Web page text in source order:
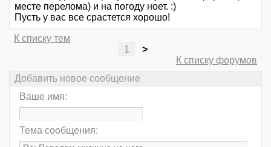
месте перелома) и на погоду ноет. :)
Пусть у вас все срастется хорошо!
К списку тем
1
>
К списку форумов
Добавить новое сообщение
Ваше имя:
Тема сообщения: